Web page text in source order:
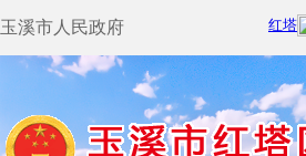
玉溪市人民政府